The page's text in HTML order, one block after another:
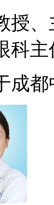
授
科主
成都